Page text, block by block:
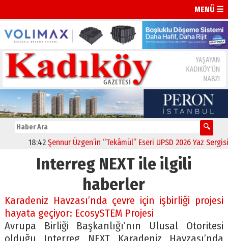
MENÜ ☰
18:42 Şennur Üzgen’in “Tekâmül” Eseri UPSD 2026 Yaz
Interreg NEXT ile ilgili
haberler
Karadeniz Havzası’nda çevre için işbirliği projesi
hayata geçiyor: EcosySTEM Projesi
Avrupa Birliği Başkanlığı’nın Ulusal Otoritesi